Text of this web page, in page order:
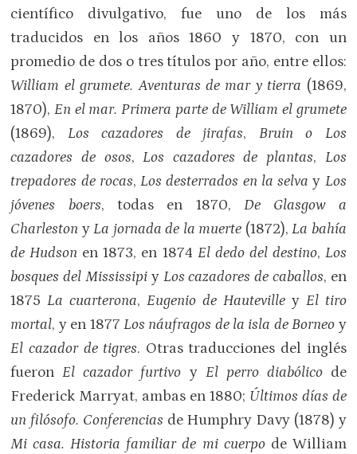
científico divulgativo, fue uno de los más
traducidos en los años 1860 y 1870, con un
promedio de dos o tres títulos por año, entre ellos:
William el grumete. Aventuras de mar y tierra (1869,
1870),En el mar. Primera parte de William el grumete
(1869), Los cazadores de jirafas, Bruin o Los
cazadores de osos,Los cazadores de plantas, Los
trepadores de rocas,Los desterrados en la selvay Los
jóvenes boers, todas en 1870, De Glasgow a
Charleston yLa jornada de la muerte (1872),La bahía
de Hudson en 1873, en 1874 El dedo del destino, Los
bosques del Mississipi y Los cazadores de caballos, en
1875La cuarterona,Eugenio de Hauteville y El tiro
mortal, y en 1877 Los náufragos de la isla de Borneo y
El cazador de tigres. Otras traducciones del inglés
fueronEl cazador furtivo y El perro diabólico de
Frederick Marryat, ambas en 1880; Últimos días de
un filósofo. Conferencias de Humphry Davy (1878) y
Mi casa. Historia familiar de mi cuerpo de William